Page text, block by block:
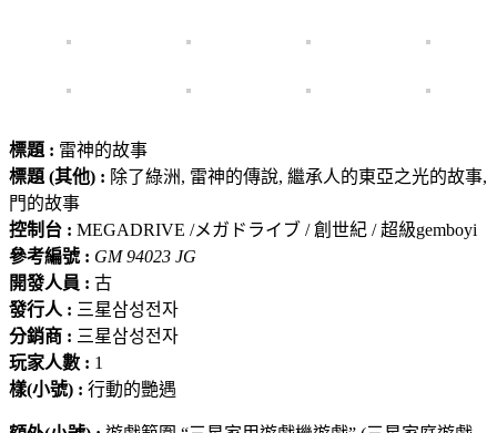
標題 : 雷神的故事
標題 (其他) : 除了綠洲, 雷神的傳說, 繼承人的東亞之光的故事,
門的故事
控制台 : MEGADRIVE /メガドライブ / 創世紀 / 超級gemboyi
參考編號 : GM 94023 JG
開發人員 : 古
發行人 : 三星삼성전자
分銷商 : 三星삼성전자
玩家人數 : 1
樣(小號) : 行動的艷遇